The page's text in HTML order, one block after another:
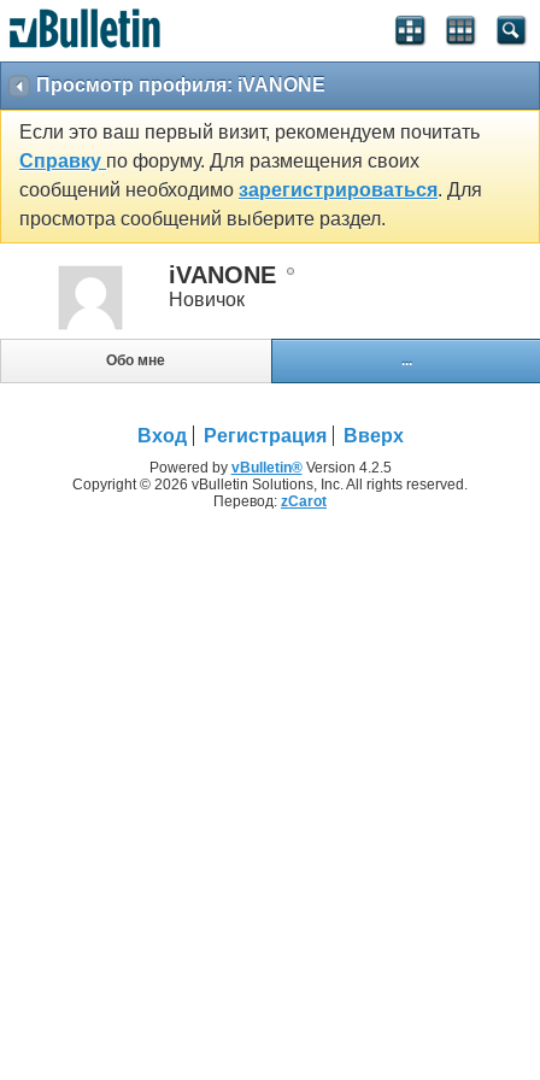
Просмотр профиля: iVANONE
Если это ваш первый визит, рекомендуем почитать
Справку по форуму. Для размещения своих
сообщений необходимо зарегистрироваться. Для
просмотра сообщений выберите раздел.
iVANONE
Новичок
Обо мне ...
Вход Регистрация Вверх
Powered by vBulletin®Version 4.2.5
Copyright © 2026 vBulletin Solutions, Inc. All rights reserved.
Перевод: zCarot